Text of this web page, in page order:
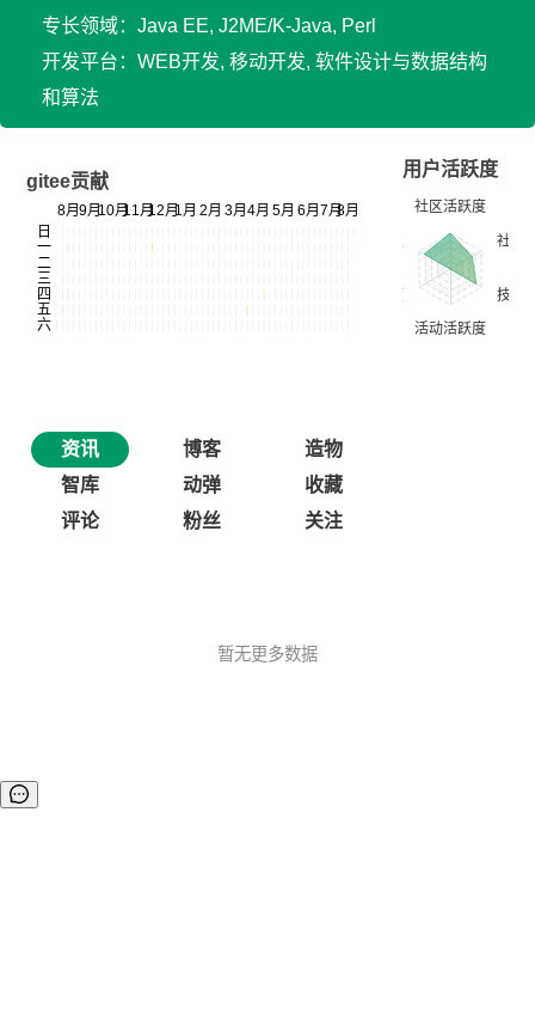
专长领域：Java EE, J2ME/K-Java, Perl
开发平台：WEB开发, 移动开发, 软件设计与数据结构
和算法
gitee贡献
用户活跃度
资讯 博客
造物
智库
动弹
收藏
评论
粉丝 关注
暂无更多数据